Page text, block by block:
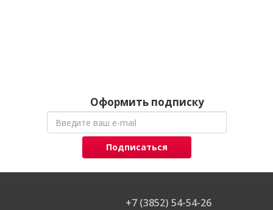
Оформить подписку
Подписаться
+7 (3852) 54-54-26